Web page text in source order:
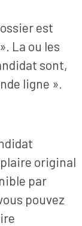
est
La ou les
sont,
ligne ».
original
par
pouvez